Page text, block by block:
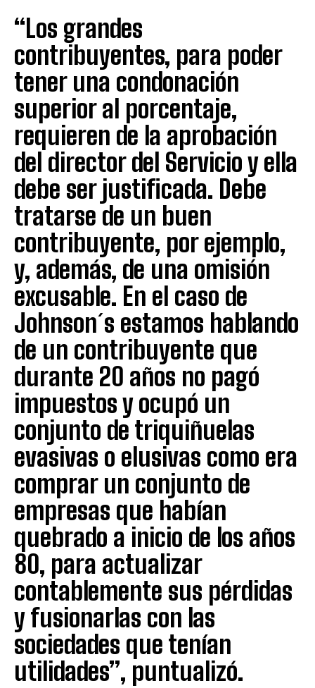
“Los grandes
contribuyentes, para poder
tener una condonación
superior al porcentaje,
requieren de la aprobación
del director del Servicio y ella
debe ser justificada. Debe
tratarse de un buen
contribuyente, por ejemplo,
y, además, de una omisión
excusable. En el caso de
Johnson´s estamos hablando
de un contribuyente que
durante 20 años no pagó
impuestos y ocupó un
conjunto de triquiñuelas
evasivas o elusivas como era
comprar un conjunto de
empresas que habían
quebrado a inicio de los años
80, para actualizar
contablemente sus pérdidas
y fusionarlas con las
sociedades que tenían
utilidades”, puntualizó.